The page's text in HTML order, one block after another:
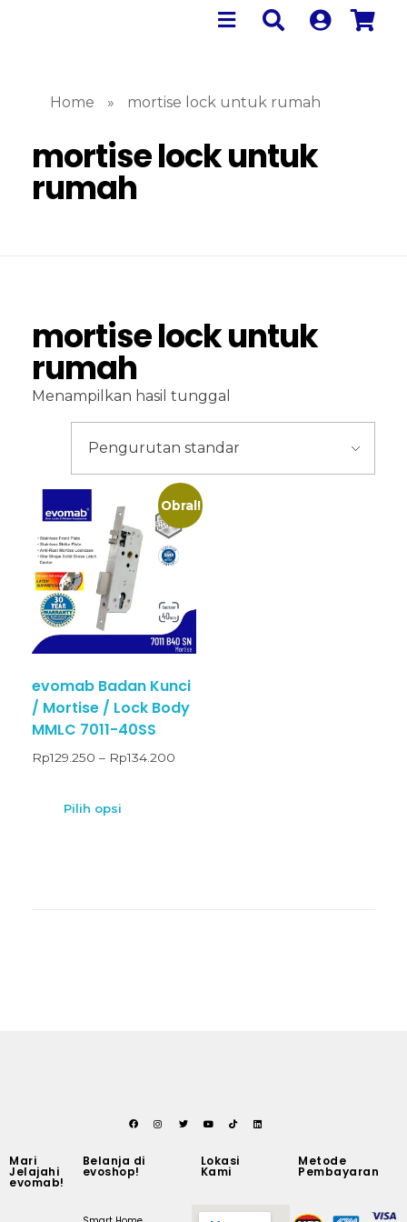
Home » mortise lock untuk rumah
mortise lock untuk
rumah
mortise lock untuk
rumah
Menampilkan hasil tunggal
Obral!
evomab Badan Kunci
/ Mortise / Lock Body
MMLC 7011-40SS
Rp129.250 – Rp134.200
Pilih opsi
Mari
Jelajahi
evomab!
Belanja di
evoshop!
Lokasi
Kami
Metode
Pembayaran